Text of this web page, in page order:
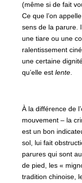
(même si de fait
Ce que l’on
sens de la parure.
une tiare ou une
ralentissement
une certaine
qu’elle est lente.
À la différence de
mouvement – la
est un bon
sol, lui fait
parures qui sont
de pied, les «
tradition chinoise,